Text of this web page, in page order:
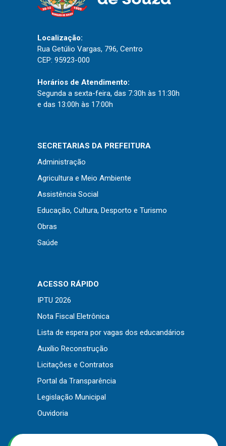
Localização:
Rua Getúlio Vargas, 796, Centro
CEP: 95923-000
Horários de Atendimento:
Segunda a sexta-feira, das 7:30h às 11:30h
e das 13:00h às 17:00h
SECRETARIAS DA PREFEITURA
Administração
Agricultura e Meio Ambiente
Assistência Social
Educação, Cultura, Desporto e Turismo
Obras
Saúde
ACESSO RÁPIDO
IPTU 2026
Nota Fiscal Eletrônica
Lista de espera por vagas dos educandários
Auxílio Reconstrução
Licitações e Contratos
Portal da Transparência
Legislação Municipal
Ouvidoria